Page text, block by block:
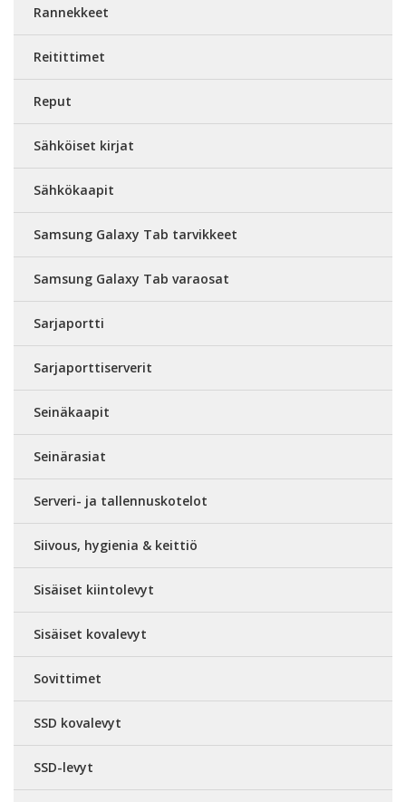
Rannekkeet
Reitittimet
Reput
Sähköiset kirjat
Sähkökaapit
Samsung Galaxy Tab tarvikkeet
Samsung Galaxy Tab varaosat
Sarjaportti
Sarjaporttiserverit
Seinäkaapit
Seinärasiat
Serveri- ja tallennuskotelot
Siivous, hygienia & keittiö
Sisäiset kiintolevyt
Sisäiset kovalevyt
Sovittimet
SSD kovalevyt
SSD-levyt